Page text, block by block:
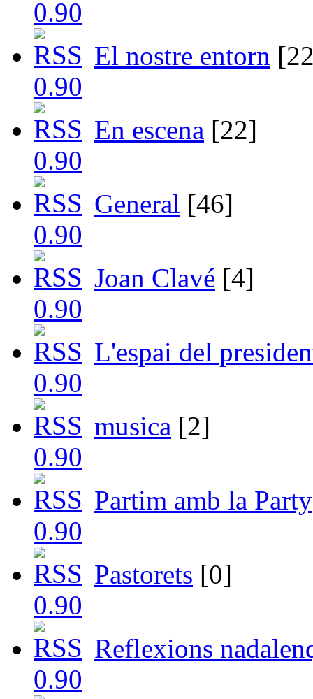
El nostre entorn
En escena [22]
General [46]
Joan Clavé [4]
L'espai del
musica [2]
Partim amb la Party
Pastorets [0]
Reflexions